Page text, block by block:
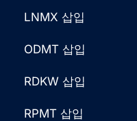
LNMX 삽입
ODMT 삽입
RDKW 삽입
RPMT 삽입